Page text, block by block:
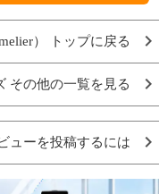
） トップに戻る
その他の一覧を見る
ューを投稿するには